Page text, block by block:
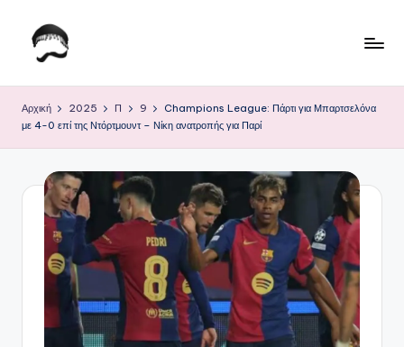
Μετάβαση
ο
Κ
Αρχική 2025 Π 9
Champions League: Πάρτι για Μπαρτσελόνα
με 4-0 επί της Ντόρτμουντ – Νίκη ανατροπής για Παρί